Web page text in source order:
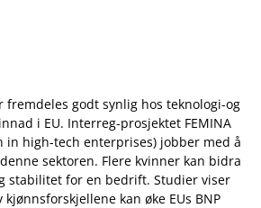
fremdeles godt synlig hos teknologi-og
i EU. Interreg-prosjektet FEMINA
in high-tech enterprises) jobber med å
sektoren. Flere kvinner kan bidra
stabilitet for en bedrift. Studier viser
kan øke EUs BNP